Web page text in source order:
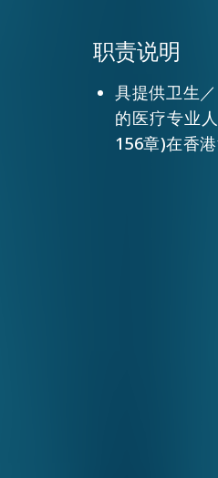
职责说明
具提供卫生
的医疗专业
156章)在香港